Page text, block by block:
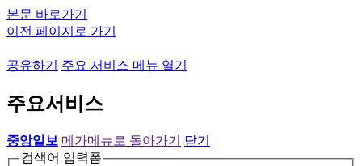
본문 바로가기
이전 페이지로 가기
공유하기 주요 서비스 메뉴 열기
주요서비스
중앙일보 메가메뉴로 돌아가기
닫기
검색어 입력폼